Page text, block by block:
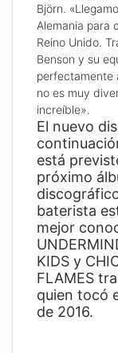
Björn.
Alemania para
Reino Unido.
Benson y su
perfectamente
no es muy
increíble».
El nuevo
está
próximo
baterista
mejor
KIDS y
FLAMES
quien tocó
de 2016.